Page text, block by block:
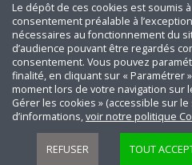
Le dépôt de ces cookies est soumis
consentement préalable à
nécessaires au fonctionnement du
d’audience pouvant être regardés
consentement. Vous pouvez
finalité, en cliquant sur « Paramétrer
moment lors de votre navigation sur
Gérer les cookies » (accessible sur
d’informations,voir notre politique
REFUSER TOUT